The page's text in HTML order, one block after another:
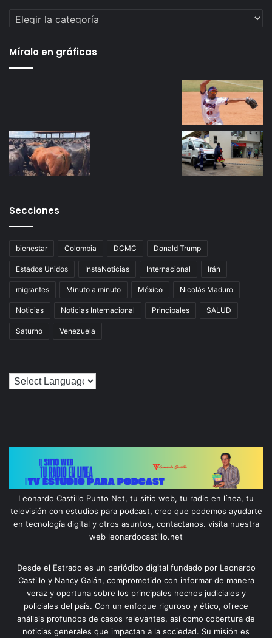
Categorías
Míralo en gráficas
Secciones
bienestar Colombia DCMC Donald Trump
Estados Unidos InstaNoticias Internacional Irán
migrantes Minuto a minuto México Nicolás Maduro
Noticias Noticias Internacional Principales SALUD
Saturno Venezuela
Leonardo Castillo Punto Net, tu sitio web, tu radio en línea, tu
televisión con estudios para podcast, creo que podemos ayudarte
en tecnología digital y otros asuntos, contactanos. visita nuestra
web leonardocastillo.net
Desde el Estrado es un periódico digital fundado por Leonardo
Castillo y Nancy Galán, comprometido con informar de manera
veraz y oportuna sobre los principales hechos judiciales y
policiales del país. Con un enfoque riguroso y ético, ofrece
análisis profundos de casos relevantes, así como cobertura de
noticias generales que impactan a la sociedad. Su misión es